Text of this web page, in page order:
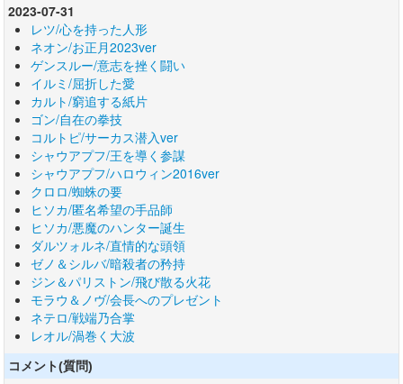
2023-07-31
レツ/心を持った人形
ネオン/お正月2023ver
ゲンスルー/意志を挫く闘い
イルミ/屈折した愛
カルト/窮追する紙片
ゴン/自在の拳技
コルトピ/サーカス潜入ver
シャウアプフ/王を導く参謀
シャウアプフ/ハロウィン2016ver
クロロ/蜘蛛の要
ヒソカ/匿名希望の手品師
ヒソカ/悪魔のハンター誕生
ダルツォルネ/直情的な頭領
ゼノ＆シルバ/暗殺者の矜持
ジン＆パリストン/飛び散る火花
モラウ＆ノヴ/会長へのプレゼント
ネテロ/戦端乃合掌
レオル/渦巻く大波
コメント(質問)